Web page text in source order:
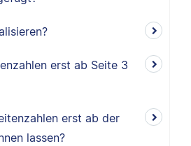
erst ab Seite 3
erst ab der
lassen?